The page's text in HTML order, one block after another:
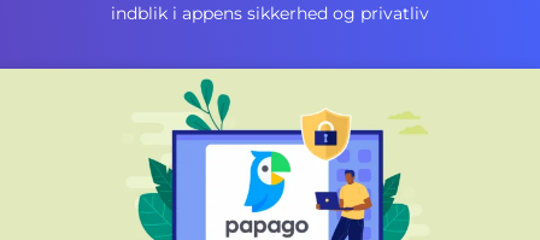
indblik i appens sikkerhed og privatliv